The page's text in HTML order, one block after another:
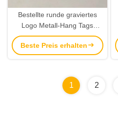
Bestellte runde graviertes
Logo Metall-Hang Tags
Brand Tags Fors Kleidung
voraus
Beste Preis erhalten
1 2